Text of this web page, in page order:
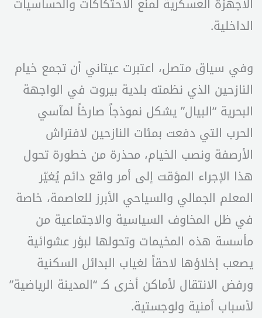
الداخلية.
وفي سياق متصل، اعتبرت عيتاني أن تجمع خيام
النازحين الذي نظمته بلدية بيروت في الواجهة
البحرية “البيال” يشكل نموذجاً صارخاً لمآسي
الحرب التي دفعت بمئات النازحين لافتراش
الأرصفة ونصب الخيام، محذرة من خطورة تحول
هذا الإجراء المؤقت إلى أمر واقع دائم يُغيّر
المعلم الجمالي والسياحي الأبرز للعاصمة، خاصة
في ظل المخاوف السياسية والاجتماعية من
مأسسة هذه المخيمات وتحولها لبؤر عشوائية
يصعب إخلاؤها لاحقاً لغياب البدائل السكنية
ورفض الانتقال لأماكن أخرى كـ “المدينة الرياضية”
لأسباب أمنية ولوجستية.